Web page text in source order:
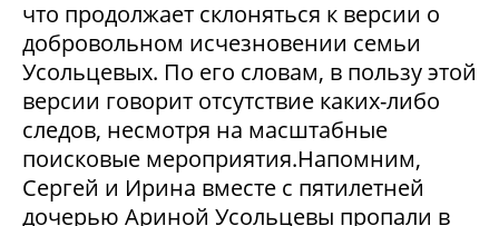
что продолжает склоняться к версии о
добровольном исчезновении семьи
Усольцевых. По его словам, в пользу этой
версии говорит отсутствие каких-либо
следов, несмотря на масштабные
поисковые мероприятия.Напомним,
Сергей и Ирина вместе с пятилетней
дочерью Ариной Усольцевы пропали в